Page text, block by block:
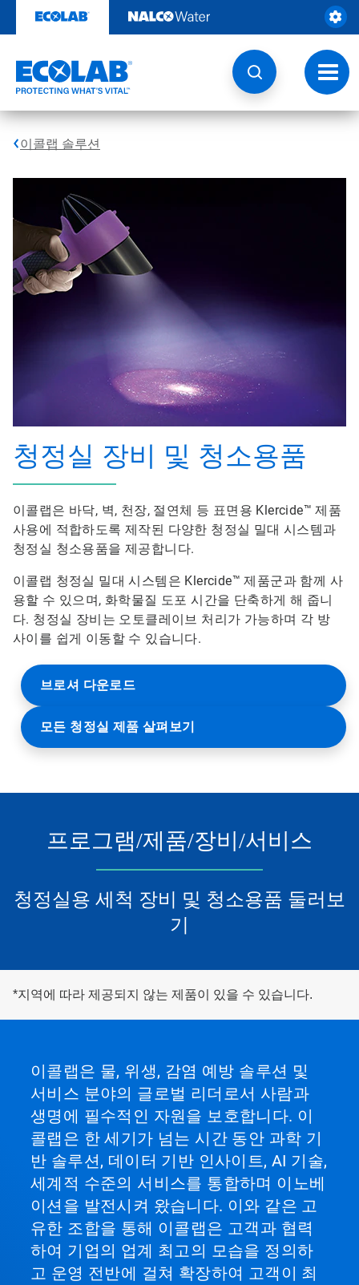
츠
기
토
글
내
비
이콜랩 솔루션
청정실 장비 및 청소용품
이콜랩은 바닥, 벽, 천장, 절연체 등 표면용 Klercide™ 제품
사용에 적합하도록 제작된 다양한 청정실 밀대 시스템과
청정실 청소용품을 제공합니다.
이콜랩 청정실 밀대 시스템은 Klercide™ 제품군과 함께 사
용할 수 있으며, 화학물질 도포 시간을 단축하게 해 줍니
다. 청정실 장비는 오토클레이브 처리가 가능하며 각 방
사이를 쉽게 이동할 수 있습니다.
브로셔 다운로드
모든 청정실 제품 살펴보기
프로그램/제품/장비/서비스
청정실용 세척 장비 및 청소용품 둘러보
기
*지역에 따라 제공되지 않는 제품이 있을 수 있습니다.
이콜랩은 물, 위생, 감염 예방 솔루션 및
서비스 분야의 글로벌 리더로서 사람과
생명에 필수적인 자원을 보호합니다. 이
콜랩은 한 세기가 넘는 시간 동안 과학 기
반 솔루션, 데이터 기반 인사이트, AI 기술,
세계적 수준의 서비스를 통합하며 이노베
이션을 발전시켜 왔습니다. 이와 같은 고
유한 조합을 통해 이콜랩은 고객과 협력
하여 기업의 업계 최고의 모습을 정의하
고 운영 전반에 걸쳐 확장하여 고객이 최